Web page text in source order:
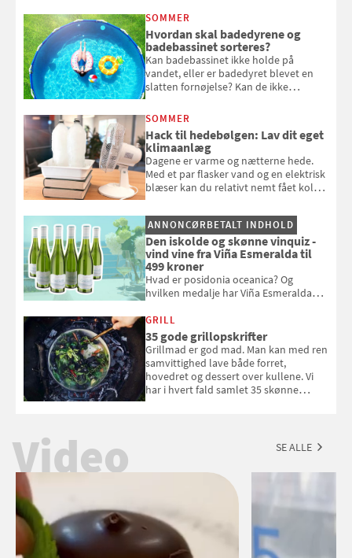
at bede naboen om at vande eller
komme hjem til døde planter
SOMMER
Hvordan skal badedyrene og
badebassinet sorteres?
Kan badebassinet ikke holde på
vandet, eller er badedyret blevet en
slatten fornøjelse? Kan de ikke
opmærksom, når du smider
badebassinet eller et badedyr ud
SOMMER
Hack til hedebølgen: Lav dit eget
klimaanlæg
Dagene er varme og nætterne hede.
Med et par flasker vand og en elektrisk
blæser kan du relativt nemt fået koldt
og se, hvordan du gør
ANNONCØRBETALT INDHOLD
Den iskolde og skønne vinquiz -
vind vine fra Viña Esmeralda til
499 kroner
Hvad er posidonia oceanica? Og
hvilken medalje har Viña Esmeralda
med i Samvirkes skønne vinquiz, hvor
du kan vinde 6 flasker vin fra Viña
Esmeralda. Konkurrencen slutter 1.
september 2026.
GRILL
35 gode grillopskrifter
Grillmad er god mad. Man kan med ren
samvittighed lave både forret,
hovedret og dessert over kullene. Vi
har i hvert fald samlet 35 skønne
Video SE ALLE